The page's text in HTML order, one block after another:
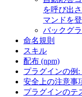
を呼び出
マンドを
バックグ
命名規則
スキル
配布 (npm)
プラグインの例
安全上の注意事
プラグインのテ